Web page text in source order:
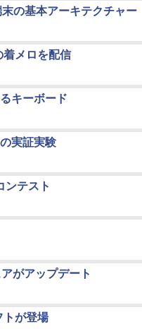
の基本アーキテクチャー
メロを配信
キーボード
実証実験
ンテスト
がアップデート
トが登場